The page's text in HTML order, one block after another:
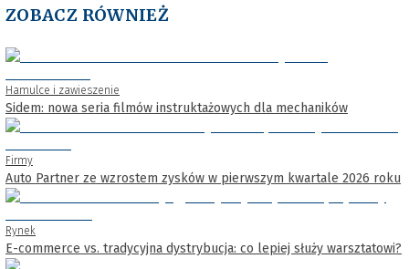
ZOBACZ RÓWNIEŻ
Hamulce i zawieszenie
Sidem: nowa seria filmów instruktażowych dla mechaników
Firmy
Auto Partner ze wzrostem zysków w pierwszym kwartale 2026 roku
Rynek
E-commerce vs. tradycyjna dystrybucja: co lepiej służy warsztatowi?